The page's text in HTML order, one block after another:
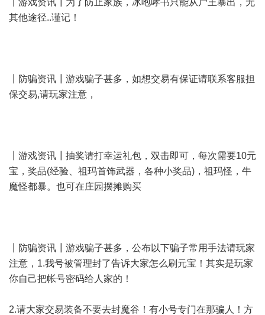
┃游戏资讯┃为了防止家族，冰咆哮书只能从尸王暴出，无
其他途径..谨记！
┃防骗资讯┃游戏骗子甚多，如想交易有保证请联系客服担
保交易,请玩家注意，
┃游戏资讯┃抽奖请打幸运礼包，双击即可，每次需要10元
宝，奖品(经验、祖玛首饰武器，各种小奖品)，祖玛怪，牛
魔怪都暴。也可在庄园摆摊购买
┃防骗资讯┃游戏骗子甚多，公布以下骗子常用手法请玩家
注意，1.我号被管理封了告诉大家怎么刷元宝！其实是玩家
你自己把帐号密码给人家的！
2.请大家交易装备不要去封魔谷！有小号专门在那骗人！方